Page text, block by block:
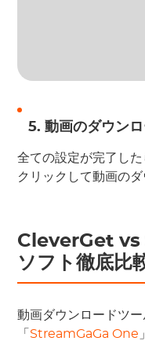
5. 動画のダウン
全ての設定が完了し
クリックして動画の
CleverGet vs
ソフト徹底比
動画ダウンロードツ
「 StreamGaGa One